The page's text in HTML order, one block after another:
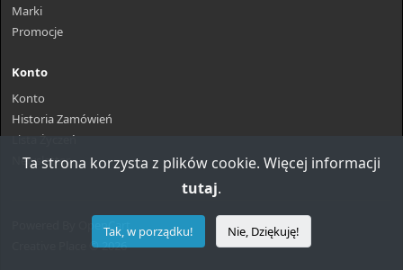
Marki
Promocje
Konto
Konto
Historia Zamówień
Lista Życzeń
Newsletter
OpenCart
Creative Place © 2026
Ta strona korzysta z plików cookie. Więcej informacji
tutaj.
Tak, w porządku! Nie, Dziękuję!